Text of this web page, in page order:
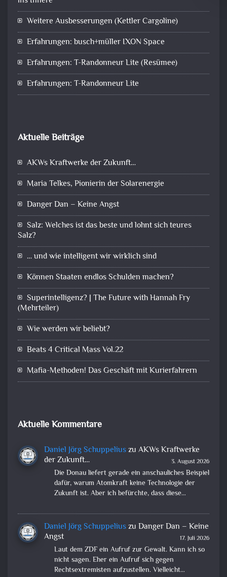
Weitere Ausbesserungen (Kettler Cargoline)
Erfahrungen: busch+müller IXON Space
Erfahrungen: T-Randonneur Lite (Resümee)
Erfahrungen: T-Randonneur Lite
Aktuelle Beiträge
AKWs Kraftwerke der Zukunft…
Maria Telkes, Pionierin der Solarenergie
Danger Dan – Keine Angst
Salz: Welches ist das beste und lohnt sich teures
Salz?
… und wie intelligent wir wirklich sind
Können Staaten endlos Schulden machen?
Superintelligenz? | The Future with Hannah Fry
(Mehrteiler)
Wie werden wir beliebt?
Beats 4 Critical Mass Vol.22
Mafia-Methoden! Das Geschäft mit Kurierfahrern
Aktuelle Kommentare
Daniel Jörg Schuppeliuszu AKWs Kraftwerke
der Zukunft…
3. August 2026
Die Donau liefert gerade ein anschauliches Beispiel
dafür, warum Atomkraft keine Technologie der
Zukunft ist. Aber ich befürchte, dass diese…
Daniel Jörg Schuppeliuszu Danger Dan – Keine
Angst
17. Juli 2026
Laut dem ZDF ein Aufruf zur Gewalt. Kann ich so
nicht sagen. Eher ein Aufruf sich gegen
Rechtsextremisten aufzustellen. Vielleicht…